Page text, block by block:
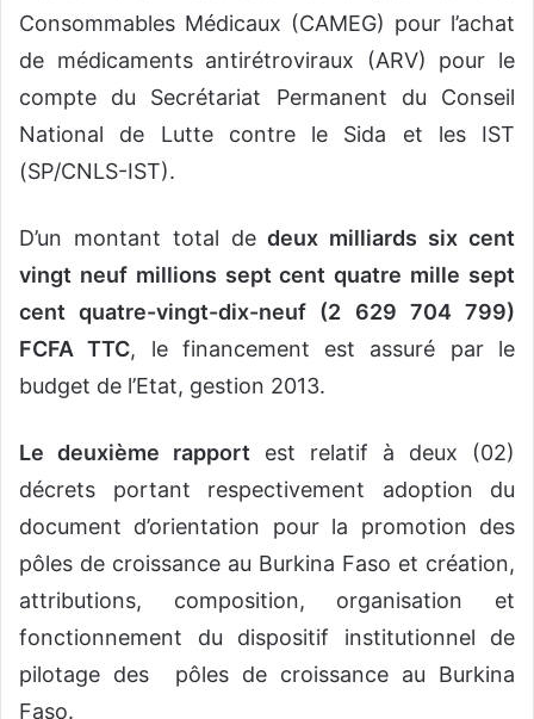
Consommables Médicaux (CAMEG) pour l’achat
de médicaments antirétroviraux (ARV) pour le
compte du Secrétariat Permanent du Conseil
National de Lutte contre le Sida et les IST
(SP/CNLS-IST).
D’un montant total dedeux milliards six cent
vingt neuf millions sept cent quatre mille sept
cent quatre-vingt-dix-neuf (2 629 704 799)
FCFA TTC, le financement est assuré par le
budget de l’Etat, gestion 2013.
Le deuxième rapport est relatif à deux (02)
décrets portant respectivement adoption du
document d’orientation pour la promotion des
pôles de croissance au Burkina Faso et création,
attributions, composition, organisation et
fonctionnement du dispositif institutionnel de
pilotage des pôles de croissance au Burkina
Faso.